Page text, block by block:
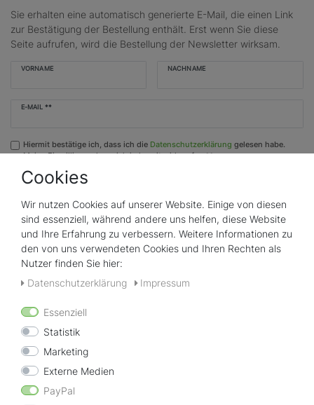
Sie erhalten eine automatisch generierte E-Mail, die einen Link
zur Bestätigung der Bestellung enthält. Erst wenn Sie diese
Seite aufrufen, wird die Bestellung der Newsletter wirksam.
VORNAME NACHNAME
E-MAIL **
Newsletter
Hiermit bestätige ich, dass ich die Daten­schutz­erklärung gelesen habe.
Meine Einwilligung kann ich jederzeit widerrufen.**
** Hierbei handelt es sich um ein Pflichtfeld.
Newsletter abbestellen
"Abmelden" werden Sie aus der Abonnentenliste des
E-MAIL
Newsletter-
Abmeldung
Honig
Cookies
Wir nutzen Cookies auf unserer Website. Einige von diesen
sind essenziell, während andere uns helfen, diese Website
und Ihre Erfahrung zu verbessern. Weitere Informationen zu
den von uns verwendeten Cookies und Ihren Rechten als
Nutzer finden Sie hier:
Daten­schutz­erklärung
Impressum
Essenziell
Statistik
Marketing
Externe Medien
PayPal